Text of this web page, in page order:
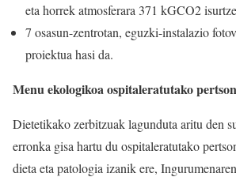
eta horrek atmosferara 371 kGCO2
7 osasun-zentrotan, eguzki-instalazio
proiektua hasi da.
Menu ekologikoa ospitaleratutako
Dietetikako zerbitzuak lagunduta aritu den
erronka gisa hartu du ospitaleratutako
dieta eta patologia izanik ere,